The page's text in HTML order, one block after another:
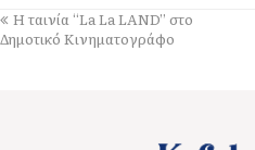
18:00
Η Χορωδία και Μαντολινάτα
Η ταινία “La La LAND” στο
Δημοτικό Κινηματογράφο